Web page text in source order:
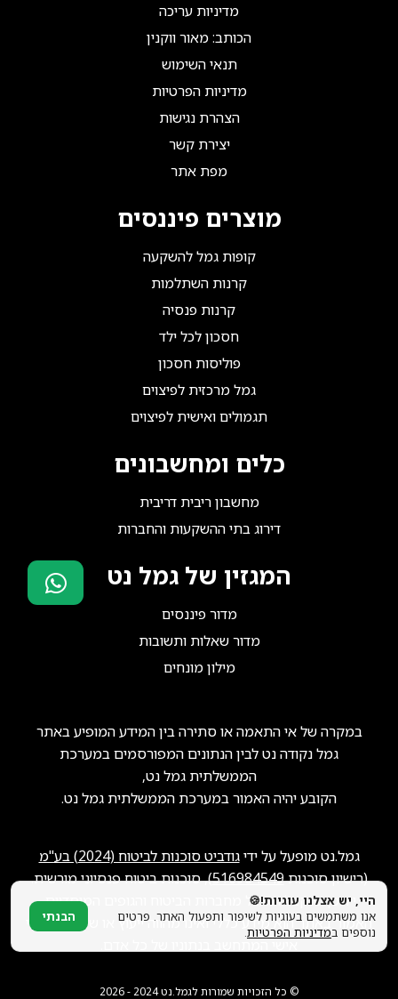
מדיניות עריכה
הכותב: מאור ווקנין
תנאי השימוש
מדיניות הפרטיות
הצהרת נגישות
יצירת קשר
מפת אתר
מוצרים פיננסים
קופות גמל להשקעה
קרנות השתלמות
קרנות פנסיה
חסכון לכל ילד
פוליסות חסכון
גמל מרכזית לפיצוים
תגמולים ואישית לפיצוים
כלים ומחשבונים
מחשבון ריבית דריבית
דירוג בתי ההשקעות והחברות
המגזין של גמל נט
מדור פיננסים
מדור שאלות ותשובות
מילון מונחים
במקרה של אי התאמה או סתירה בין המידע המופיע באתר
גמל נקודה נט לבין הנתונים המפורסמים במערכת
הממשלתית גמל נט,
הקובע יהיה האמור במערכת הממשלתית גמל נט.
גמל.נט מופעל על ידיגודביט סוכנות לביטוח (2024) בע"מ
(רישיון סוכנות516984549), סוכנות ביטוח פנסיוני מורשית.
ייתכן שנקבל תגמול מחברות הביטוח והגופים המוסדיים.
האמור באתר הוא מידע כללי ואינו מהווה ייעוץ או שיווק פנסיוני
אישי המתחשב בנתוניו של כל אדם.
© כל הזכויות שמורות לגמל.נט 2024 - 2026
היי, יש אצלנו עוגיות!🍪
אנו משתמשים בעוגיות לשיפור ותפעול האתר. פרטים
נוספים במדיניות הפרטיות.
הבנתי